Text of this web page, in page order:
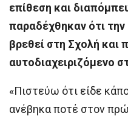
επίθεση και
παραδέχθηκαν ότι την
βρεθεί στη Σχολή και
αυτοδιαχειριζόμενο
«Πιστεύω ότι είδε
ανέβηκα ποτέ στον